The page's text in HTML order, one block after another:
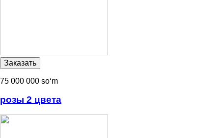
75 000 000 soʻm
розы 2 цвета